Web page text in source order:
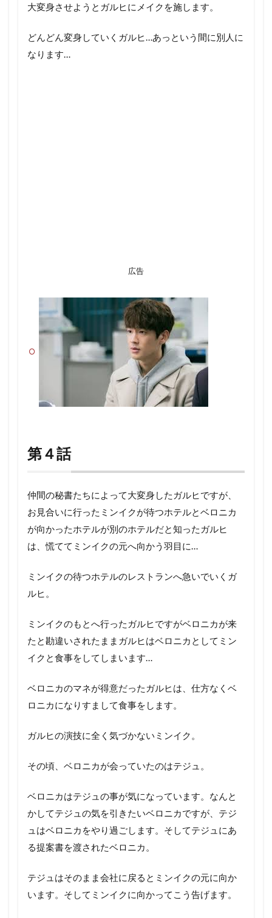
大変身させようとガルヒにメイクを施します。
どんどん変身していくガルヒ…あっという間に別人に
なります…
広告
第４話
仲間の秘書たちによって大変身したガルヒですが、
お見合いに行ったミンイクが待つホテルとベロニカ
が向かったホテルが別のホテルだと知ったガルヒ
は、慌ててミンイクの元へ向かう羽目に…
ミンイクの待つホテルのレストランへ急いでいくガ
ルヒ。
ミンイクのもとへ行ったガルヒですがベロニカが来
たと勘違いされたままガルヒはベロニカとしてミン
イクと食事をしてしまいます…
ベロニカのマネが得意だったガルヒは、仕方なくベ
ロニカになりすまして食事をします。
ガルヒの演技に全く気づかないミンイク。
その頃、ベロニカが会っていたのはテジュ。
ベロニカはテジュの事が気になっています。なんと
かしてテジュの気を引きたいベロニカですが、テジ
ュはベロニカをやり過ごします。そしてテジュにあ
る提案書を渡されたベロニカ。
テジュはそのまま会社に戻るとミンイクの元に向か
います。そしてミンイクに向かってこう告げます。